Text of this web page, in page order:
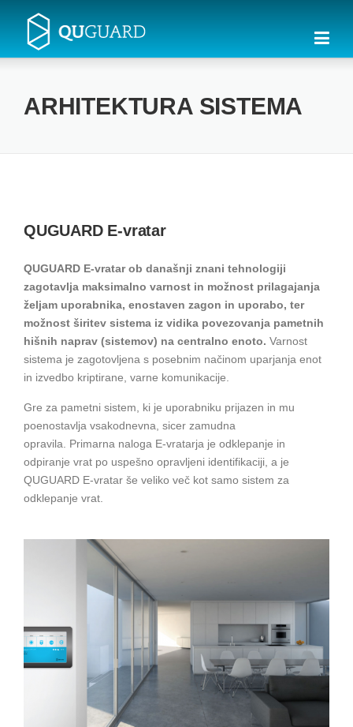
content
ARHITEKTURA SISTEMA
QUGUARD E-vratar
QUGUARD E-vratar ob današnji znani tehnologiji
zagotavlja maksimalno varnost in možnost prilagajanja
željam uporabnika, enostaven zagon in uporabo, ter
možnost širitev sistema iz vidika povezovanja pametnih
hišnih naprav (sistemov) na centralno enoto. Varnost
sistema je zagotovljena s posebnim načinom uparjanja enot
in izvedbo kriptirane, varne komunikacije.
Gre za pametni sistem, ki je uporabniku prijazen in mu
poenostavlja vsakodnevna, sicer zamudna
opravila. Primarna naloga E-vratarja je odklepanje in
odpiranje vrat po uspešno opravljeni identifikaciji, a je
QUGUARD E-vratar še veliko več kot samo sistem za
odklepanje vrat.